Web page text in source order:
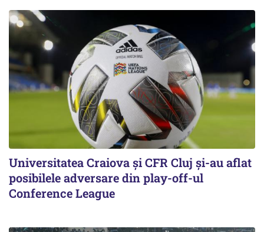
Universitatea Craiova și CFR Cluj și-au aflat
posibilele adversare din play-off-ul
Conference League